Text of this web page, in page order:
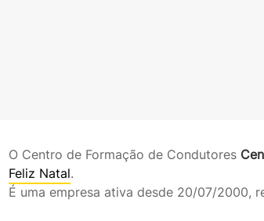
O Centro de Formação de Condutores
Feliz Natal.
É uma empresa ativa desde 20/07/2000,